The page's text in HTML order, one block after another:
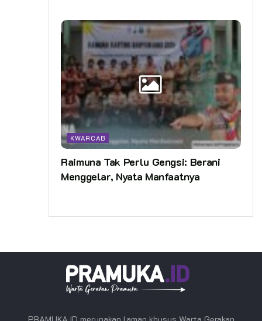
KWARCAB
Raimuna Tak Perlu Gengsi: Berani
Menggelar, Nyata Manfaatnya